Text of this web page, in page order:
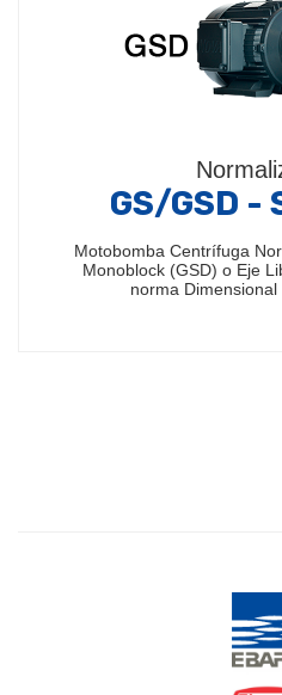
GS/GSD -
Motobomba Centrífuga
Monoblock (GSD) o Eje
norma